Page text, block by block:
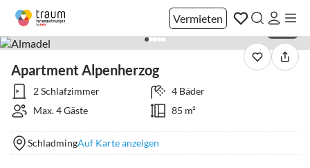
Vermieten
Apartment Alpenherzog
2 Schlafzimmer
4 Bäder
Max. 4 Gäste
85 m²
SchladmingAuf Karte anzeigen